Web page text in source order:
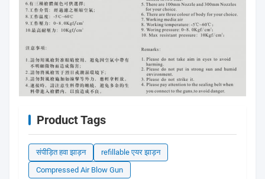
Product Tags
संपीड़ित हवा झाड़न
refillable एयर झाड़न
Compressed Air Blow Gun